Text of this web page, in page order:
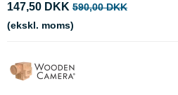
147,50 DKK 590,00 DKK
(ekskl. moms)